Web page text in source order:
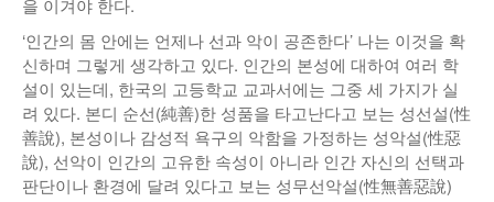
을 이겨야 한다.
‘인간의 몸 안에는 언제나 선과 악이 공존한다’ 나는 이것을 확
신하며 그렇게 생각하고 있다. 인간의 본성에 대하여 여러 학
설이 있는데, 한국의 고등학교 교과서에는 그중 세 가지가 실
려 있다. 본디 순선(純善)한 성품을 타고난다고 보는 성선설(性
善說), 본성이나 감성적 욕구의 악함을 가정하는 성악설(性惡
說), 선악이 인간의 고유한 속성이 아니라 인간 자신의 선택과
판단이나 환경에 달려 있다고 보는 성무선악설(性無善惡說)